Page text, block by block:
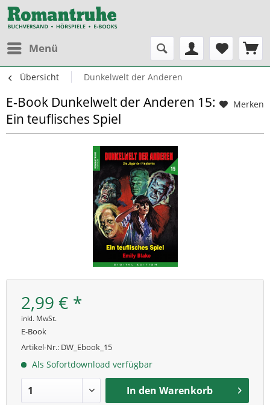
Menü
Übersicht Dunkelwelt der Anderen
Merken
E-Book Dunkelwelt der Anderen 15:
Ein teuflisches Spiel
2,99 € *
inkl. MwSt.
E-Book
Artikel-Nr.: DW_Ebook_15
Als Sofortdownload verfügbar
In den Warenkorb